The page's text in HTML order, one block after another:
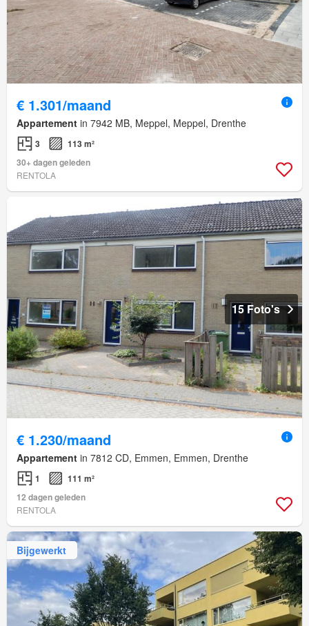
€ 1.301/maand
Appartement in 7942 MB, Meppel, Meppel, Drenthe
3
113 m²
30+ dagen geleden
RENTOLA
15 Foto's
€ 1.230/maand
Appartement in 7812 CD, Emmen, Emmen, Drenthe
1
111 m²
12 dagen geleden
RENTOLA
Bijgewerkt